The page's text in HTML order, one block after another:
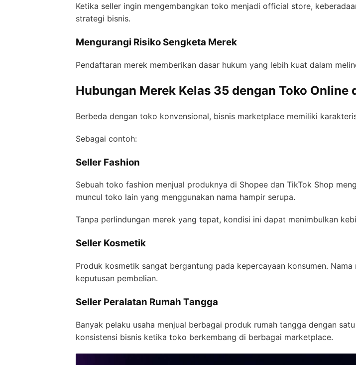
Ketika seller ingin mengembangkan toko menjadi official store,
strategi bisnis.
Mengurangi Risiko Sengketa Merek
Pendaftaran merek memberikan dasar hukum yang lebih kuat dalam
Hubungan Merek Kelas 35 dengan Toko Online
Berbeda dengan toko konvensional, bisnis marketplace memiliki
Sebagai contoh:
Seller Fashion
Sebuah toko fashion menjual produknya di Shopee dan TikTok Shop
muncul toko lain yang menggunakan nama hampir serupa.
Tanpa perlindungan merek yang tepat, kondisi ini dapat menimbulkan
Seller Kosmetik
Produk kosmetik sangat bergantung pada kepercayaan konsumen.
keputusan pembelian.
Seller Peralatan Rumah Tangga
Banyak pelaku usaha menjual berbagai produk rumah tangga dengan
konsistensi bisnis ketika toko berkembang di berbagai marketplace.